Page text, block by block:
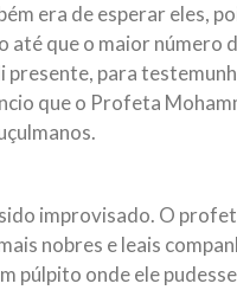
era de esperar eles,
até que o maior número
presente, para
que o Profeta
improvisado. O
nobres e leais
púlpito onde ele